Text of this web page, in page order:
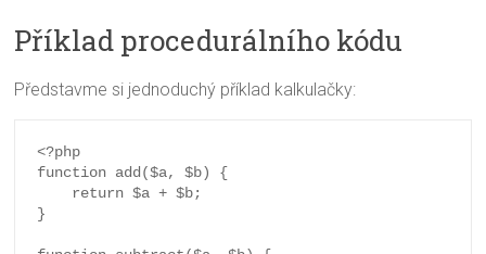
Příklad procedurálního kódu
Představme si jednoduchý příklad kalkulačky:
<?php
function add($a, $b) {
}